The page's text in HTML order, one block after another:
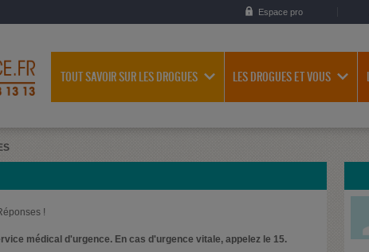
Espace pro
TOUT SAVOIR SUR LES DROGUES LES DROGUES ET VOUS
!
médical d'urgence. En cas d'urgence vitale, appelez le 15.